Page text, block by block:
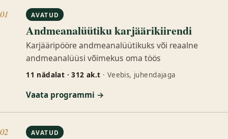
01 AVATUD
Andmeanalüütiku karjäärikiirendi
Karjääripööre andmeanalüütikuks või reaalne
andmeanalüüsi võimekus oma töös
11 nädalat · 312 ak.t · Veebis, juhendajaga
Vaata programmi →
02 AVATUD